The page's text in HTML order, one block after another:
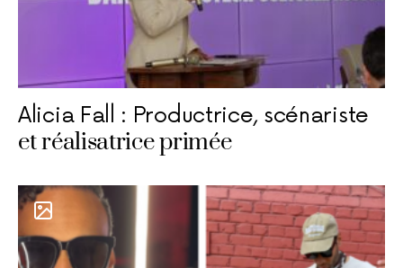
Alicia Fall : Productrice, scénariste
et réalisatrice primée